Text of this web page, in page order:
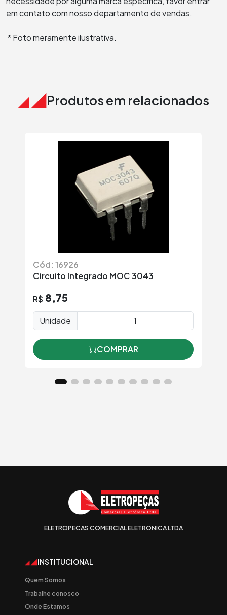
em contato com nosso departamento de vendas.
* Foto meramente ilustrativa.
Produtos em relacionados
Cód: 16926
Circuito Integrado MOC 3043
R$ 8,75
Unidade
COMPRAR
ELETROPECAS COMERCIAL ELETRONICA LTDA
INSTITUCIONAL
Quem Somos
Trabalhe conosco
Onde Estamos